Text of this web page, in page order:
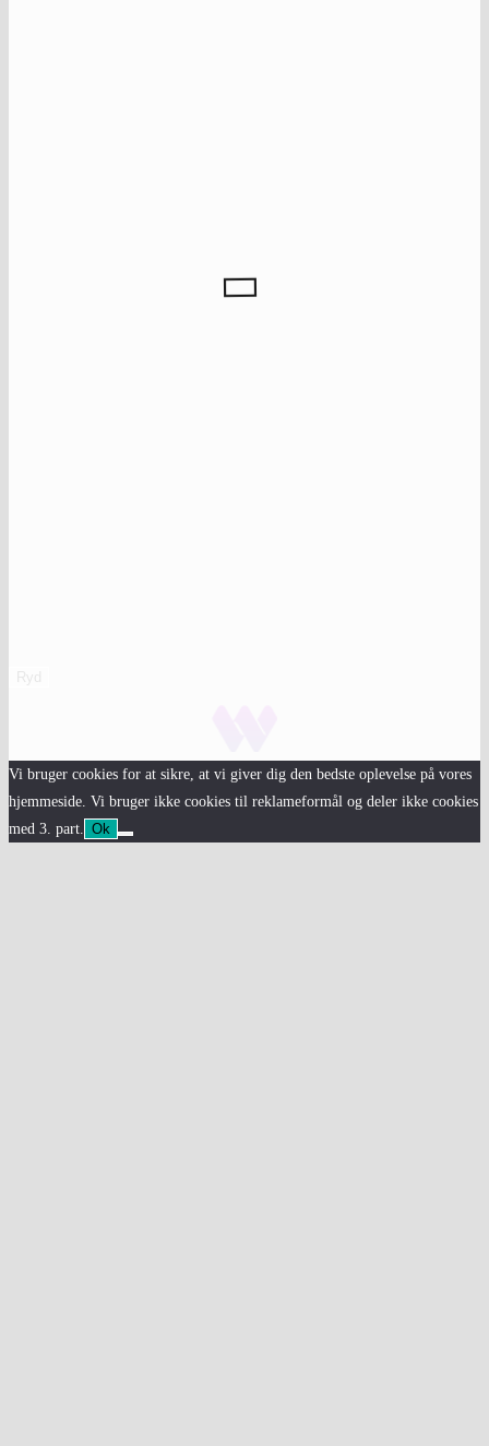
Vi bruger cookies for at sikre, at vi giver dig den bedste oplevelse på vores
hjemmeside. Vi bruger ikke cookies til reklameformål og deler ikke cookies
med 3. part. Ok